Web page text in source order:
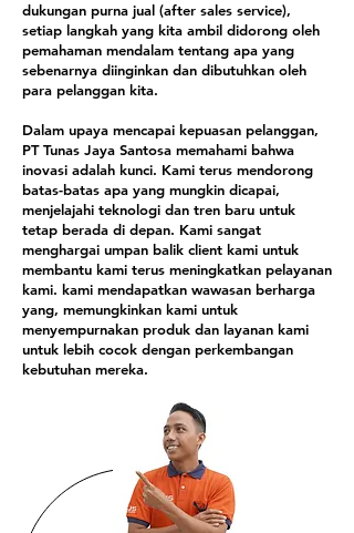
dukungan purna jual (after sales service),
setiap langkah yang kita ambil didorong oleh
pemahaman mendalam tentang apa yang
sebenarnya diinginkan dan dibutuhkan oleh
para pelanggan kita.
Dalam upaya mencapai kepuasan pelanggan,
PT Tunas Jaya Santosa memahami bahwa
inovasi adalah kunci. Kami terus mendorong
batas-batas apa yang mungkin dicapai,
menjelajahi teknologi dan tren baru untuk
tetap berada di depan. Kami sangat
menghargai umpan balik client kami untuk
membantu kami terus meningkatkan pelayanan
kami. kami mendapatkan wawasan berharga
yang, memungkinkan kami untuk
menyempurnakan produk dan layanan kami
untuk lebih cocok dengan perkembangan
kebutuhan mereka.